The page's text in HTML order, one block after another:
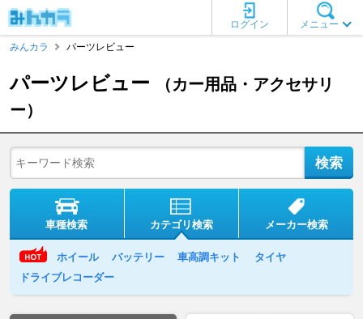
メニュー
ログイン
みんカラ
パーツレビュー
パーツレビュー
（カー用品・アクセサリ
ー）
車種検索 カテゴリ検索 メーカー検索
ホイール バッテリー 車高調キット
タイヤ
ドライブレコーダー